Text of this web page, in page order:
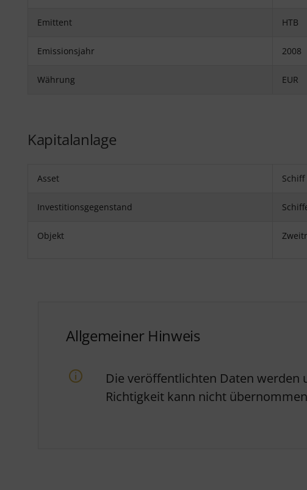
Emittent HTB
Emissionsjahr 2008
Währung EUR
Kapitalanlage
Asset Schiff
Investitionsgegenstand
Objekt
Allgemeiner Hinweis
Die veröffentlichten Daten werden
Richtigkeit kann nicht